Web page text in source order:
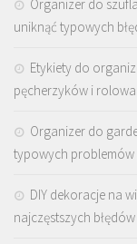
Organizer do
uniknąć typowych
Etykiety do
pęcherzyków i
Organizer do
typowych
DIY dekoracje na
najczęstszych błędów